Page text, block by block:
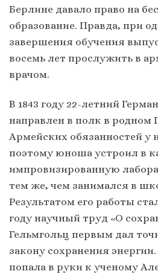
Берлине давало право на
образование. Правда, при
завершения обучения
восемь лет прослужить в
врачом.
В 1843 году 22-летний
направлен в полк в родном
Армейских обязанностей у
поэтому юноша устроил в
импровизированную
тем же, чем занимался в
Результатом его работы
году научный труд «О
Гельмгольц первым дал
закону сохранения
попала в руки к ученому